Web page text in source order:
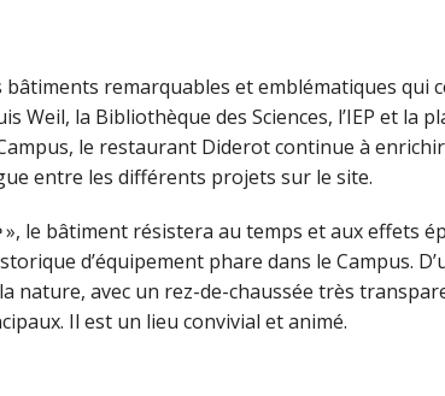
bâtiments remarquables et emblématiques qui
Weil, la Bibliothèque des Sciences, l’IEP et la
le restaurant Diderot continue à
entre les différents projets sur le site.
», le bâtiment résistera au temps et aux effets
d’équipement phare dans le Campus.
nature, avec un rez-de-chaussée très
Il est un lieu convivial et animé.